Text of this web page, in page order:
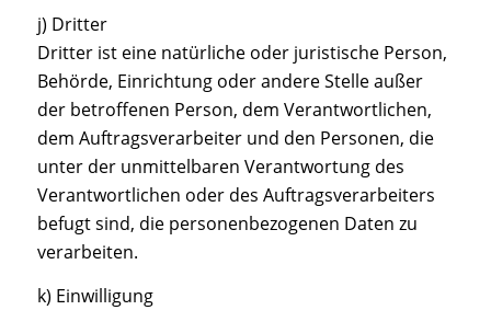
j) Dritter
Dritter ist eine natürliche oder juristische Person,
Behörde, Einrichtung oder andere Stelle außer
der betroffenen Person, dem Verantwortlichen,
dem Auftragsverarbeiter und den Personen, die
unter der unmittelbaren Verantwortung des
Verantwortlichen oder des Auftragsverarbeiters
befugt sind, die personenbezogenen Daten zu
verarbeiten.
k) Einwilligung